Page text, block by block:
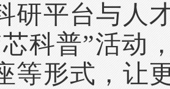
研平台与人
科普”活动
等形式，让